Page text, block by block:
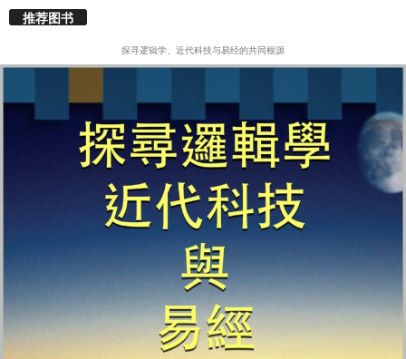
推荐图书
探寻逻辑学、近代科技与易经的共同根源